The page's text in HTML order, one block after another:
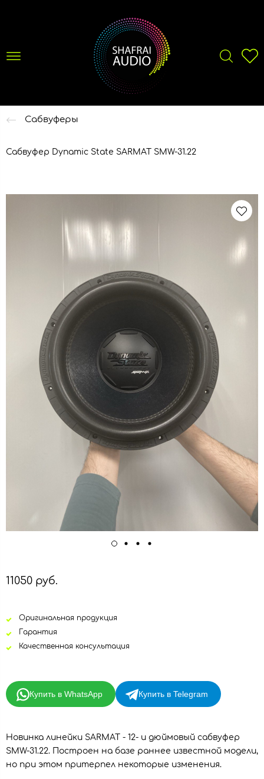
Сабвуферы
Сабвуфер Dynamic State SARMAT SMW-31.22
11050 руб.
Оригинальная продукция
Гарантия
Качественная консультация
Купить в WhatsApp Купить в Telegram
Новинка линейки SARMAT - 12- и дюймовый сабвуфер
SMW-31.22. Построен на базе раннее известной модели,
но при этом притерпел некоторые изменения.